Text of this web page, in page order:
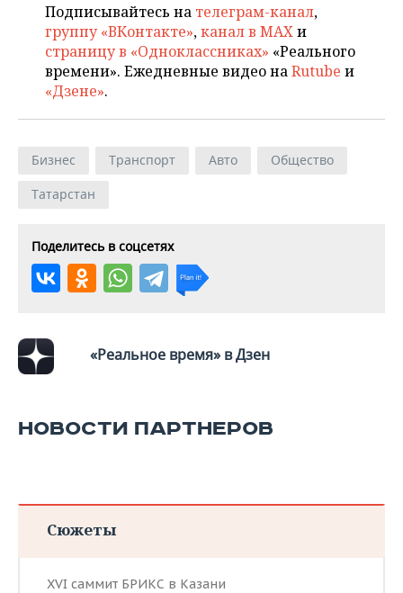
Подписывайтесь на телеграм-канал,
группу «ВКонтакте»,канал в MAXи
страницу в «Одноклассниках» «Реального
времени». Ежедневные видео наRutube и
«Дзене».
Бизнес Транспорт Авто
Общество
Татарстан
Поделитесь в соцсетях
«Реальное время» в Дзен
НОВОСТИ ПАРТНЕРОВ
Сюжеты
XVI саммит БРИКС в Казани